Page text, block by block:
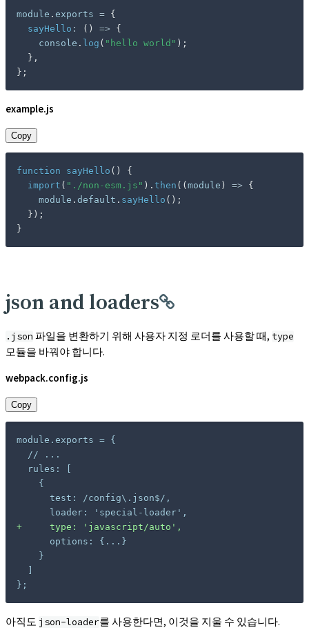
module . exports = {
sayHello : ( ) =>
{
    console
. log ( "hello world" ) ;
} ,
} ;
example.js
Copy
function sayHello ( )
{
import ( "./non-esm.js" ) . then ( ( module ) =>
{
    module
. default . sayHello ( ) ;
} ) ;
}
json and loaders
.json 파일을 변환하기 위해 사용자 지정 로더를 사용할 때, type
모듈을 바꿔야 합니다.
webpack.config.js
Copy
+
};
아직도 json-loader를 사용한다면, 이것을 지울 수 있습니다.